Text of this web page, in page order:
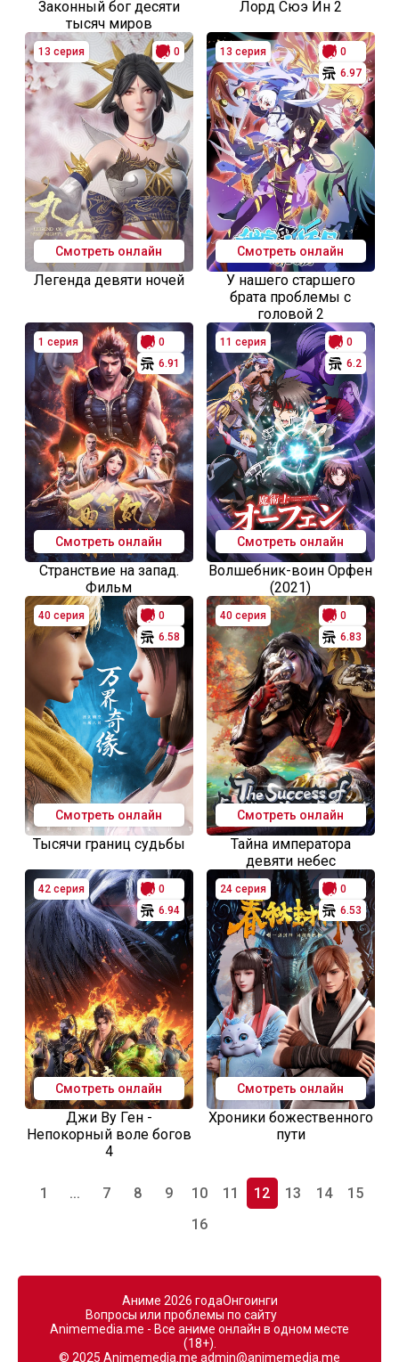
Законный бог десяти
тысяч миров
Лорд Сюэ Ин 2
13 серия 0
Смотреть онлайн
Легенда девяти ночей
13 серия
0
6.97
Смотреть онлайн
У нашего старшего
брата проблемы с
головой 2
1 серия
0
6.91
Смотреть онлайн
Странствие на запад.
Фильм
11 серия
0
6.2
Смотреть онлайн
Волшебник-воин Орфен
(2021)
40 серия
0
6.58
Смотреть онлайн
Тысячи границ судьбы
40 серия
0
6.83
Смотреть онлайн
Тайна императора
девяти небес
42 серия
0
6.94
Смотреть онлайн
Джи Ву Ген -
Непокорный воле богов
4
24 серия
0
6.53
Смотреть онлайн
Хроники божественного
пути
1 ... 7 8 9 10 11 12 13 14
15
16
Аниме 2026 годаОнгоинги
Вопросы или проблемы по сайту
Animemedia.me - Все аниме онлайн в одном месте
(18+).
© 2025 Animemedia.me admin@animemedia.me